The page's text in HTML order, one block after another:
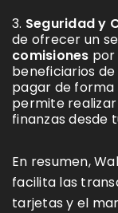
Seguridad y
de ofrecer un
comisiones
beneficiarios
pagar de forma
permite
finanzas desde
En resumen,
facilita las
tarjetas y el